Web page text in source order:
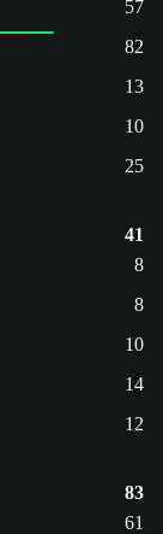
57
82
13
10
25
41
8
8
10
14
12
83
61